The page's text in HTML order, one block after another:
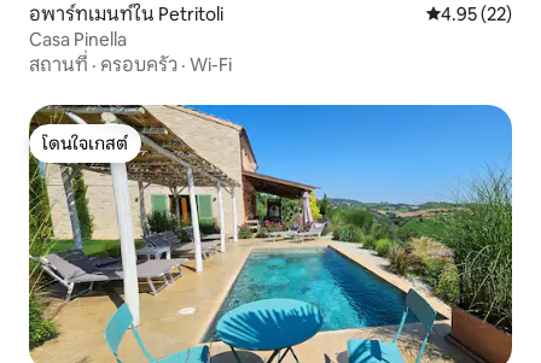
อพาร์ทเมนท์ใน Petritoli คะแนนเฉลี่ย
4.95 (22)
Casa Pinella
สถานที่ · ครอบครัว · Wi-Fi
โดนใจเกสต์
โดนใจเกสต์